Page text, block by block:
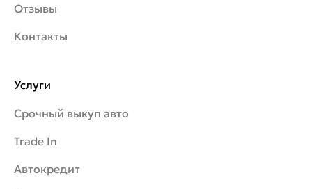
Отзывы
Контакты
Услуги
Срочный выкуп авто
Trade In
Автокредит